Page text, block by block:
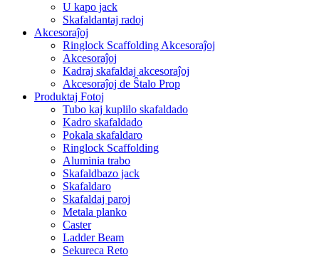
U kapo jack
Skafaldantaj radoj
Akcesoraĵoj
Ringlock Scaffolding Akcesoraĵoj
Akcesoraĵoj
Kadraj skafaldaj akcesoraĵoj
Akcesoraĵoj de Ŝtalo Prop
Produktaj Fotoj
Tubo kaj kuplilo skafaldado
Kadro skafaldado
Pokala skafaldaro
Ringlock Scaffolding
Aluminia trabo
Skafaldbazo jack
Skafaldaro
Skafaldaj paroj
Metala planko
Caster
Ladder Beam
Sekureca Reto